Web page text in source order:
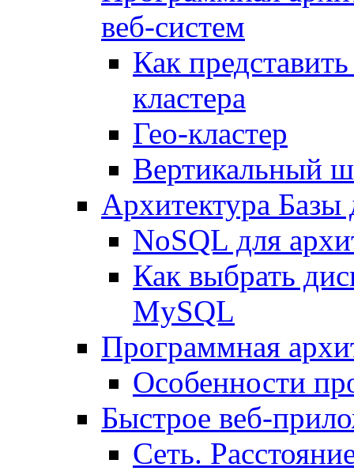
веб-систем
Как
кластера
Гео-кластер
Вертикальный
Архитектура
NoSQL для
Как выбрать
MySQL
Программная
Особенности
Быстрое веб-
Сеть.